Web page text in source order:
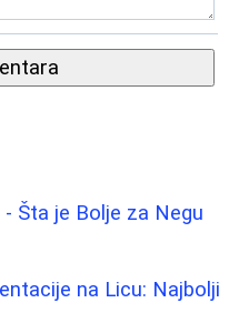
Šta je Bolje za Negu
na Licu: Najbolji